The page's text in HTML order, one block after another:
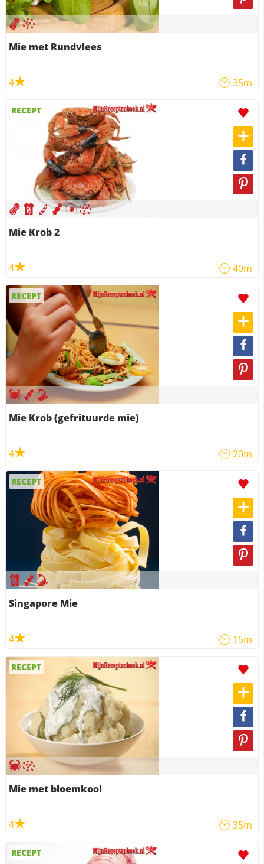
Mie met Rundvlees
4 35m
RECEPT
Mie Krob 2
4 40m
RECEPT
Mie Krob (gefrituurde mie)
4 20m
RECEPT
Singapore Mie
4 15m
RECEPT
Mie met bloemkool
4 35m
RECEPT